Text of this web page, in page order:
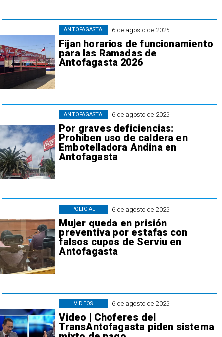
6 de agosto de 2026
Fijan horarios de funcionamiento
para las Ramadas de
Antofagasta 2026
ANTOFAGASTA
6 de agosto de 2026
Por graves deficiencias:
Prohiben uso de caldera en
Embotelladora Andina en
Antofagasta
ANTOFAGASTA
6 de agosto de 2026
Mujer queda en prisión
preventiva por estafas con
falsos cupos de Serviu en
Antofagasta
POLICIAL
6 de agosto de 2026
Video | Choferes del
TransAntofagasta piden sistema
VIDEOS